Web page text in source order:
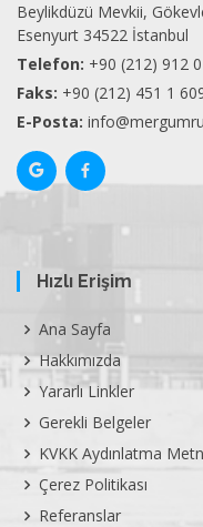
Beylikdüzü Mevkii,
Esenyurt 34522 İstanbul
Telefon: +90 (212) 912
Faks: +90 (212) 451 1
E-Posta:
Hızlı Erişim
Ana Sayfa
Hakkımızda
Yararlı Linkler
Gerekli Belgeler
KVKK Aydınlatma
Çerez Politikası
Referanslar